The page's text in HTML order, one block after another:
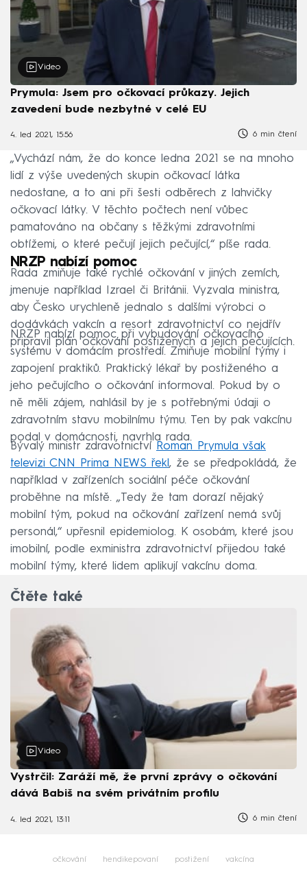
Video
Prymula: Jsem pro očkovací průkazy. Jejich
zavedení bude nezbytné v celé EU
4. led 2021, 15:56 6 min čtení
„Vychází nám, že do konce ledna 2021 se na mnoho
lidí z výše uvedených skupin očkovací látka
nedostane, a to ani při šesti odběrech z lahvičky
očkovací látky. V těchto počtech není vůbec
pamatováno na občany s těžkými zdravotními
obtížemi, o které pečují jejich pečující,“ píše rada.
NRZP nabízí pomoc
Rada zmiňuje také rychlé očkování v jiných zemích,
jmenuje například Izrael či Británii. Vyzvala ministra,
aby Česko urychleně jednalo s dalšími výrobci o
dodávkách vakcín a resort zdravotnictví co nejdřív
připravil plán očkování postižených a jejich pečujících.
NRZP nabízí pomoc při vybudování očkovacího
systému v domácím prostředí. Zmiňuje mobilní týmy i
zapojení praktiků. Praktický lékař by postiženého a
jeho pečujícího o očkování informoval. Pokud by o
ně měli zájem, nahlásil by je s potřebnými údaji o
zdravotním stavu mobilnímu týmu. Ten by pak vakcínu
podal v domácnosti, navrhla rada.
Bývalý ministr zdravotnictví Roman Prymula však
televizi CNN Prima NEWS řekl, že se předpokládá, že
například v zařízeních sociální péče očkování
proběhne na místě. „Tedy že tam dorazí nějaký
mobilní tým, pokud na očkování zařízení nemá svůj
personál,“ upřesnil epidemiolog. K osobám, které jsou
imobilní, podle exministra zdravotnictví přijedou také
mobilní týmy, které lidem aplikují vakcínu doma.
Čtěte také
Video
Vystrčil: Zaráží mě, že první zprávy o očkování
dává Babiš na svém privátním profilu
4. led 2021, 13:11 6 min čtení
očkování hendikepovaní postižení vakcína